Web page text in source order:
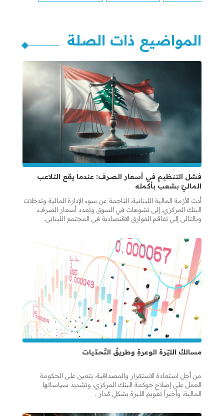
المواضيع ذات الصلة
فشل التنظيم في أسعار الصرف: عندما يقع التلاعب
الماليّ بشعب بأكمله
أدت الأزمة المالية اللبنانية، الناجمة عن سوء الإدارة المالية وتدخلات
البنك المركزي، إلى تشوهات في السوق وتعدد أسعار الصرف،
وبالتالي إلى تفاقم الفوارق الاقتصادية في المجتمع اللبناني.
مسالكُ الليّرة الوعرةِ وطريقُ التّحدّيات
من أجل استعادة الاستقرار والمصداقية، يتعين على الحكومة
العمل على إصلاح حوكمة البنك المركزي، وتشديد سياساتها
المالية، وأخيراً تعويم الليرة بشكل مُدار .